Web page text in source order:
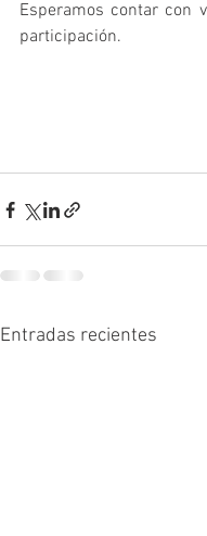
Esperamos contar con
participación.
Entradas recientes